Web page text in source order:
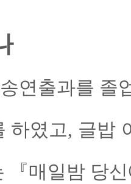
연출과를 졸
하였고, 글밥
『매일밤 당